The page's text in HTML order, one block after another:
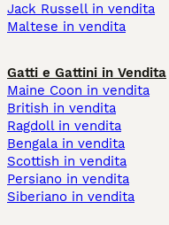
Jack Russell in vendita
Maltese in vendita
Gatti e Gattini in Vendita
Maine Coon in vendita
British in vendita
Ragdoll in vendita
Bengala in vendita
Scottish in vendita
Persiano in vendita
Siberiano in vendita